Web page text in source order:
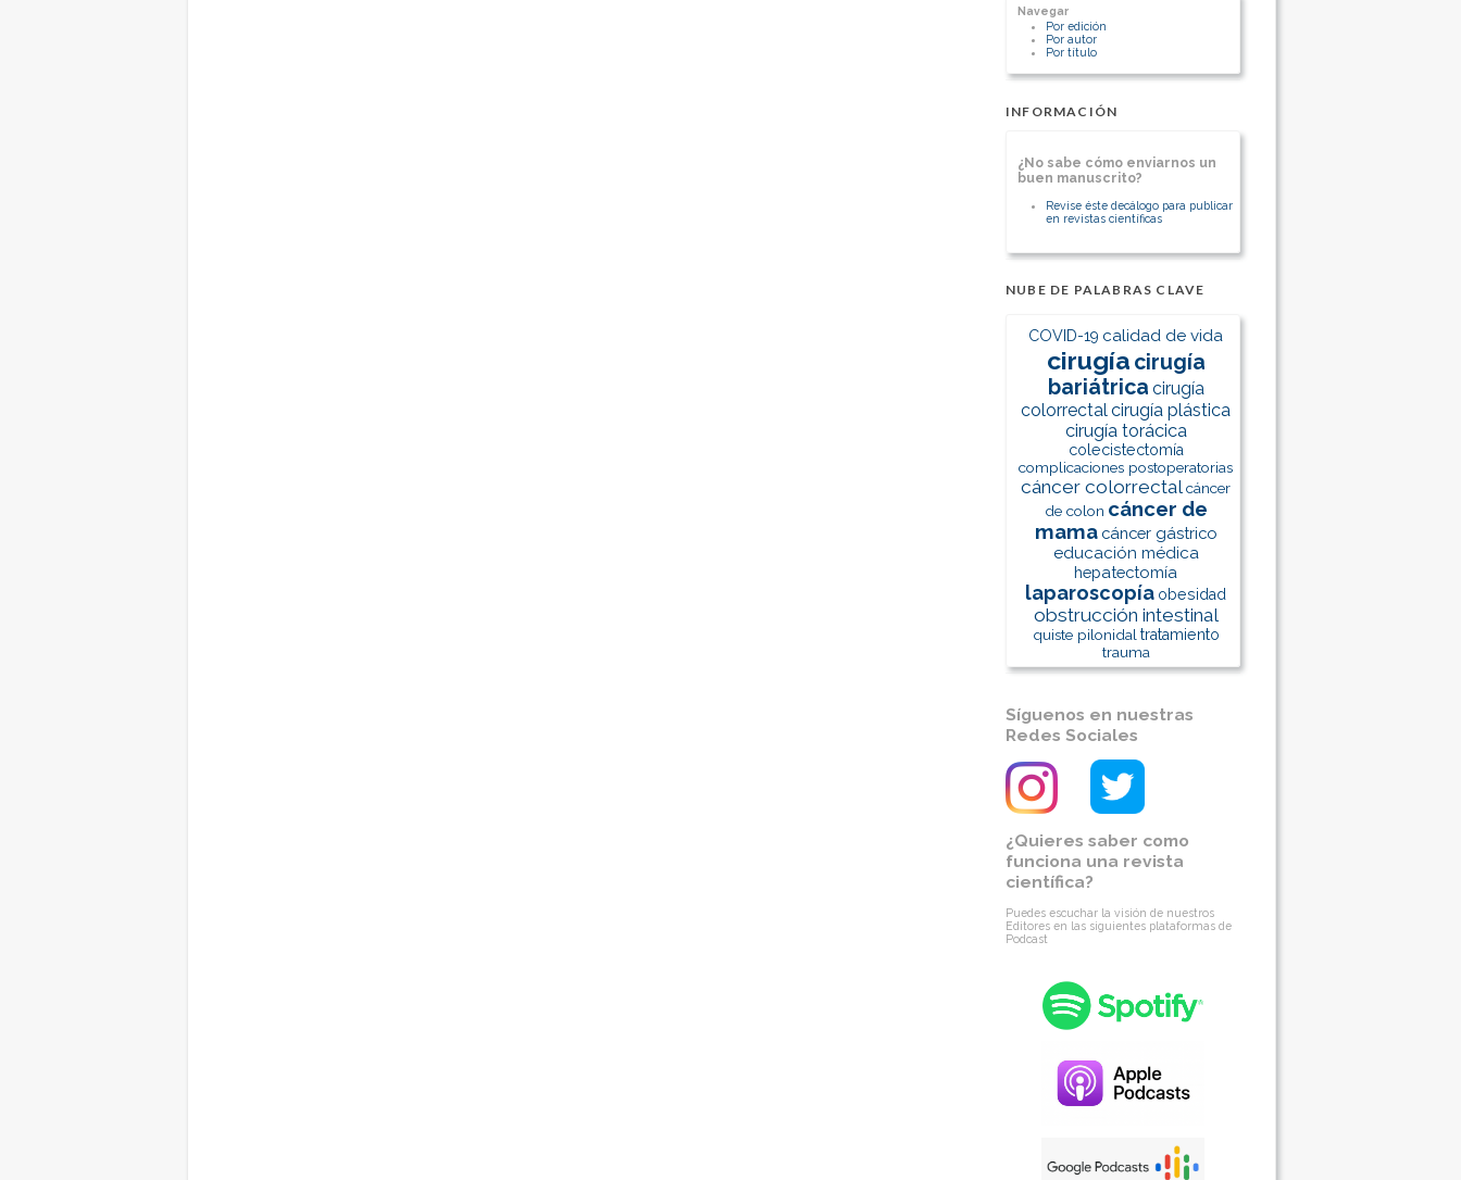
Navegar
Por edición
Por autor
Por título
INFORMACIÓN
¿No sabe cómo enviarnos un
buen manuscrito?
Revise éste decálogo para publicar
en revistas científicas
NUBE DE PALABRAS CLAVE
COVID-19 calidad de vida
cirugía cirugía
bariátrica cirugía
colorrectalcirugía plástica
cirugía torácica
colecistectomía
complicaciones postoperatorias
cáncer colorrectalcáncer
de colon cáncer de
mama cáncer gástrico
educación médica
hepatectomía
laparoscopía obesidad
obstrucción intestinal
quiste pilonidal tratamiento
trauma
Síguenos en nuestras
Redes Sociales
¿Quieres saber como
funciona una revista
científica?
Puedes escuchar la visión de nuestros
Editores en las siguientes plataformas de
Podcast